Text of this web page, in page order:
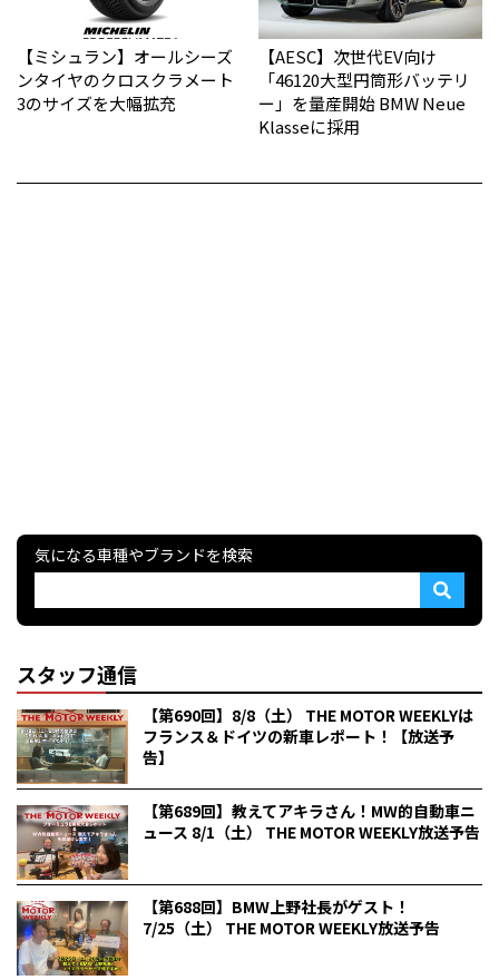
【ミシュラン】オールシーズ
ンタイヤのクロスクラメート
3のサイズを大幅拡充
【AESC】次世代EV向け
「46120大型円筒形バッテリ
ー」を量産開始 BMW Neue
Klasseに採用
気になる車種やブランドを検索
スタッフ通信
【第690回】8/8（土） THE MOTOR WEEKLYは
フランス＆ドイツの新車レポート！【放送予
告】
【第689回】教えてアキラさん！MW的自動車ニ
ュース 8/1（土） THE MOTOR WEEKLY放送予告
【第688回】BMW上野社長がゲスト！
7/25（土） THE MOTOR WEEKLY放送予告